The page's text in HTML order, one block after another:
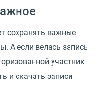
сохранять важные
А если велась запись
участник
и скачать записи